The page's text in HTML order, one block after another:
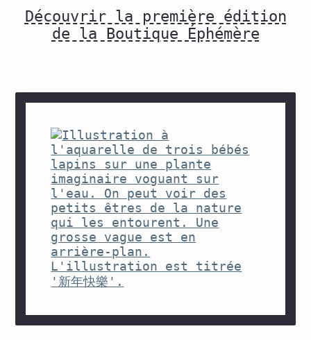
Découvrir la première édition
de la Boutique Éphémère